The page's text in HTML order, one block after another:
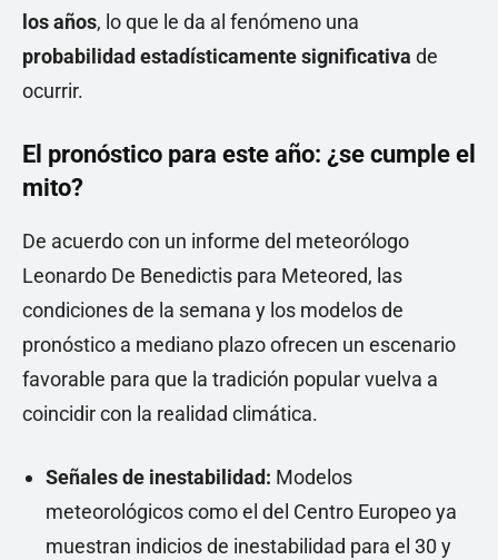
los años, lo que le da al fenómeno una
probabilidad estadísticamente significativa de
ocurrir.
El pronóstico para este año: ¿se cumple el
mito?
De acuerdo con un informe del meteorólogo
Leonardo De Benedictis para Meteored, las
condiciones de la semana y los modelos de
pronóstico a mediano plazo ofrecen un escenario
favorable para que la tradición popular vuelva a
coincidir con la realidad climática.
Señales de inestabilidad: Modelos
meteorológicos como el del Centro Europeo ya
muestran indicios de inestabilidad para el 30 y